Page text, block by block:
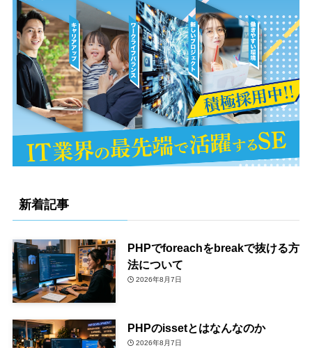
新着記事
PHPでforeachをbreakで抜ける方
法について
2026年8月7日
PHPのissetとはなんなのか
2026年8月7日